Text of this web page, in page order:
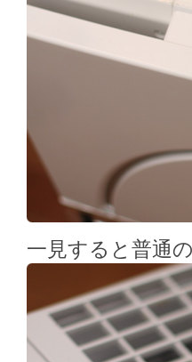
一見すると普通